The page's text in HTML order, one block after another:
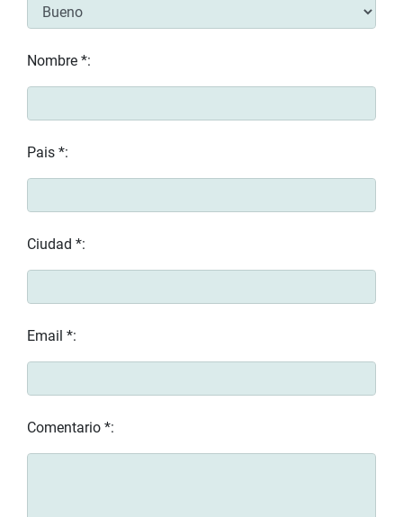
Nombre *:
Pais *:
Ciudad *:
Email *:
Comentario *: